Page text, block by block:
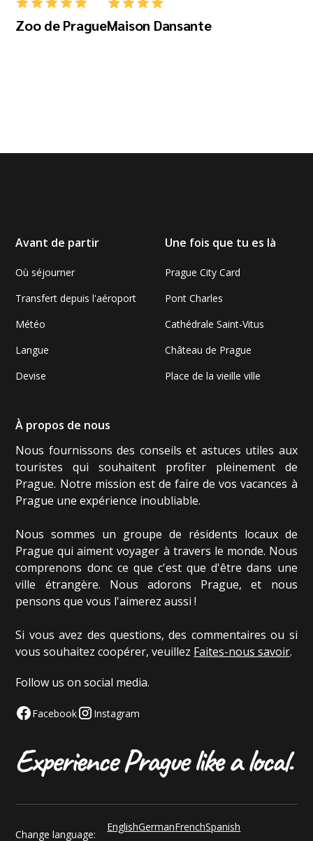
Zoo de PragueMaison Dansante
Avant de partir
Où séjourner
Transfert depuis l'aéroport
Météo
Langue
Devise
Une fois que tu es là
Prague City Card
Pont Charles
Cathédrale Saint-Vitus
Château de Prague
Place de la vieille ville
À propos de nous
Nous fournissons des conseils et astuces utiles aux
touristes qui souhaitent profiter pleinement de
Prague. Notre mission est de faire de vos vacances à
Prague une expérience inoubliable.
Nous sommes un groupe de résidents locaux de
Prague qui aiment voyager à travers le monde. Nous
comprenons donc ce que c'est que d'être dans une
ville étrangère. Nous adorons Prague, et nous
pensons que vous l'aimerez aussi !
Si vous avez des questions, des commentaires ou si
vous souhaitez coopérer, veuillez Faites-nous savoir.
Follow us on social media.
Facebook Instagram
Change language:
EnglishGermanFrenchSpanish